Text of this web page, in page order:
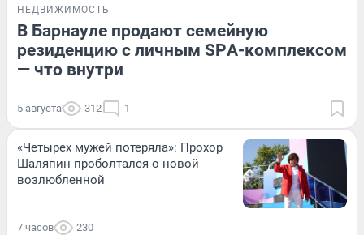
НЕДВИЖИМОСТЬ
В Барнауле продают семейную
резиденцию с личным SPА-кoмплекcом
— что внутри
5 августа 312 1
«Четырех мужей потеряла»: Прохор
Шаляпин проболтался о новой
возлюбленной
7 часов 230